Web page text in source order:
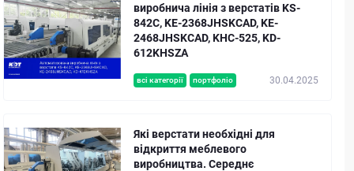
всі категорії портфоліо 30.04.2025
виробнича лінія з верстатів KS-
842C, KE-2368JHSKCAD, KE-
2468JHSKCAD, KHC-525, KD-
612KHSZA
Які верстати необхідні для
відкриття меблевого
виробництва. Середнє